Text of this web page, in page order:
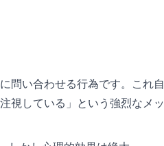
問い合わせる行為です。これ自
視している」という強烈なメッ